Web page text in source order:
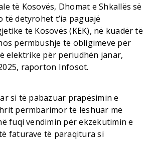
të Kosovës, Dhomat e Shkallës së
të detyrohet t’ia paguajë
të Kosovës (KEK), në kuadër të
përmbushje të obligimeve për
elektrike për periudhën janar,
raporton Infosot.
si të pabazuar prapësimin e
përmbarimor të lëshuar më
fuqi vendimin për ekzekutimin e
faturave të paraqitura si